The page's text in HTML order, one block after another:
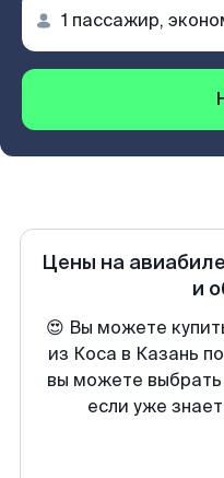
Цены на
и
😍 Вы можете
из Коса в Казань
вы можете
если уже